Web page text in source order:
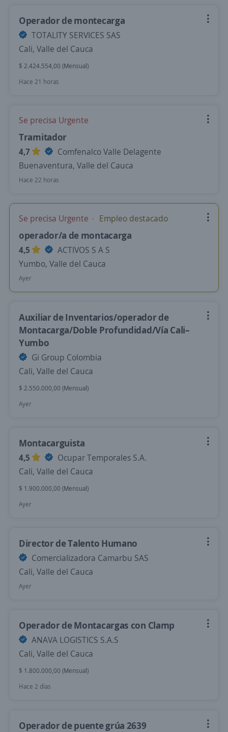
Operador de montecarga
TOTALITY SERVICES SAS
Cali, Valle del Cauca
$ 2.424.554,00 (Mensual)
Hace 21 horas
Se precisa Urgente
Tramitador
4,7
Comfenalco Valle Delagente
Buenaventura, Valle del Cauca
Hace 22 horas
Se precisa Urgente Empleo destacado
operador/a de montacarga
4,5
ACTIVOS S A S
Yumbo, Valle del Cauca
Ayer
Auxiliar de Inventarios/operador de
Montacarga/Doble Profundidad/Vía Cali–
Yumbo
Gi Group Colombia
Cali, Valle del Cauca
$ 2.550.000,00 (Mensual)
Ayer
Montacarguista
4,5
Ocupar Temporales S.A.
Cali, Valle del Cauca
$ 1.900.000,00 (Mensual)
Ayer
Director de Talento Humano
Comercializadora Camarbu SAS
Cali, Valle del Cauca
Ayer
Operador de Montacargas con Clamp
ANAVA LOGISTICS S.A.S
Cali, Valle del Cauca
$ 1.800.000,00 (Mensual)
Hace 2 días
Operador de puente grúa 2639